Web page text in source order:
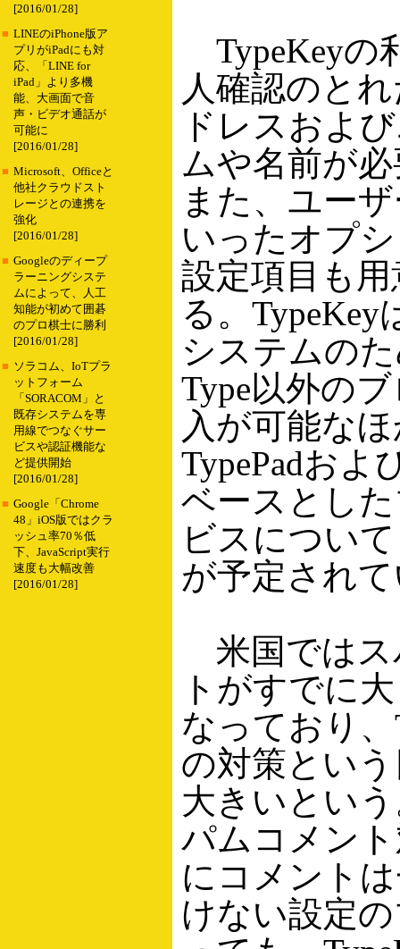
[2016/01/28]
■ LINEのiPhone版ア
プリがiPadにも対
応、「LINE for
iPad」より多機
能、大画面で音
声・ビデオ通話が
可能に
[2016/01/28]
■ Microsoft、Officeと
他社クラウドスト
レージとの連携を
強化
[2016/01/28]
■ Googleのディープ
ラーニングシステ
ムによって、人工
知能が初めて囲碁
のプロ棋士に勝利
[2016/01/28]
■ ソラコム、IoTプラ
ットフォーム
「SORACOM」と
既存システムを専
用線でつなぐサー
ビスや認証機能な
ど提供開始
[2016/01/28]
■ Google「Chrome
48」iOS版ではクラ
ッシュ率70％低
下、JavaScript実行
速度も大幅改善
[2016/01/28]
TypeKeyの
人確認のと
ドレスおよ
ムや名前が
また、ユー
いったオプ
設定項目も
る。TypeKey
システムの
Type以外の
入が可能な
TypePadおよ
ベースとし
ビスについ
が予定され
米国ではス
トがすでに
なっており
の対策とい
大きいとい
パムコメン
にコメント
けない設定